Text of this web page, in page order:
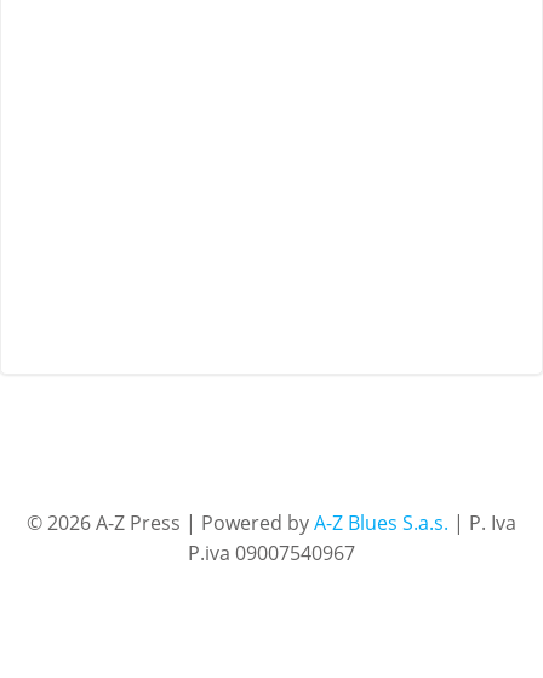
© 2026 A-Z Press | Powered byA-Z Blues S.a.s. | P. Iva
P.iva 09007540967